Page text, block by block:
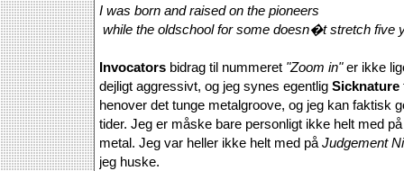
I was born and raised on the pioneers
while the oldschool for some doesn�t stretch five
Invocators bidrag til nummeret "Zoom in"er ikke
dejligt aggressivt, og jeg synes egentlig Sicknature
henover det tunge metalgroove, og jeg kan faktisk
tider. Jeg er måske bare personligt ikke helt med
metal. Jeg var heller ikke helt med på Judgement
jeg huske.